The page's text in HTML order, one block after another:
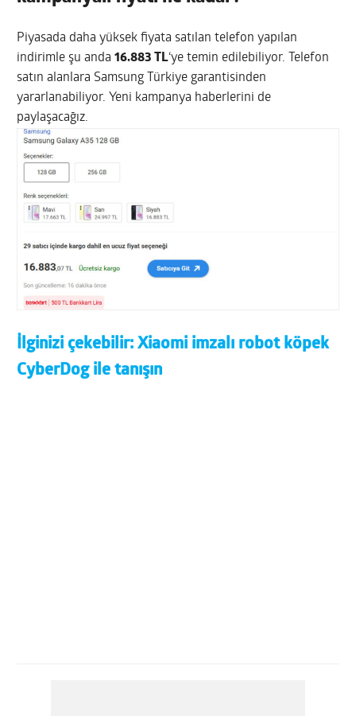
Piyasada daha yüksek fiyata satılan telefon yapılan
indirimle şu anda16.883 TL‘ye temin edilebiliyor. Telefon
satın alanlara Samsung Türkiye garantisinden
yararlanabiliyor. Yeni kampanya haberlerini de
paylaşacağız.
İlginizi çekebilir:Xiaomi imzalı robot köpek
CyberDog ile tanışın